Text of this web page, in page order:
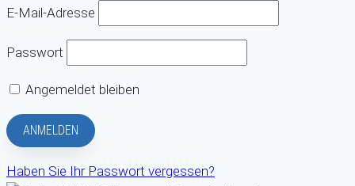
E-Mail-Adresse
Passwort
Angemeldet bleiben
Haben Sie Ihr Passwort vergessen?